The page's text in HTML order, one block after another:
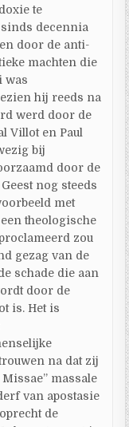
te
decennia
door de anti-
machten die
was
hij reeds na
werd door de
Villot en Paul
bij
door de
nog steeds
met
theologische
zou
gezag van de
schade die aan
door de
is. Het is
na dat zij
massale
van apostasie
de